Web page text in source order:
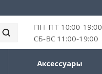
ПН-ПТ 10:00-19:00
СБ-ВС 11:00-19:00
Аксессуары